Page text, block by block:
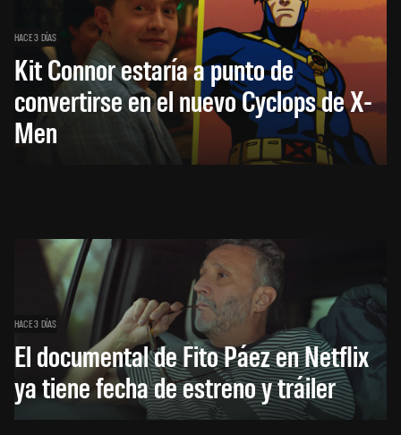
HACE 3 DÍAS
Kit Connor estaría a punto de
convertirse en el nuevo Cyclops de X-
Men
HACE 3 DÍAS
El documental de Fito Páez en Netflix
ya tiene fecha de estreno y tráiler